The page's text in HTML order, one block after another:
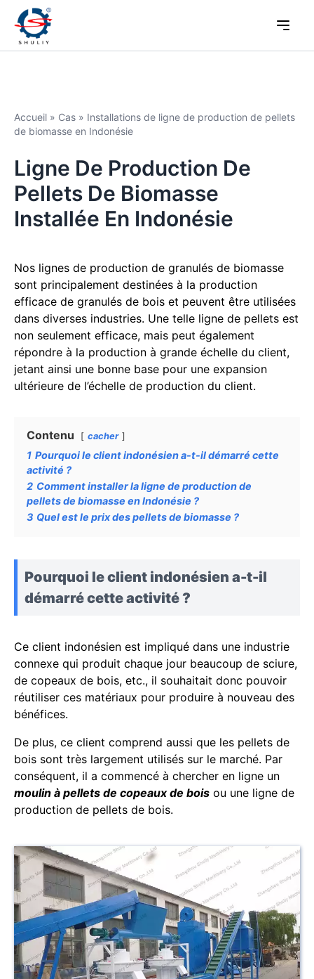
Accueil » Cas » Installations de ligne de production de pellets
de biomasse en Indonésie
Ligne De Production De
Pellets De Biomasse
Installée En Indonésie
Nos lignes de production de granulés de biomasse
sont principalement destinées à la production
efficace de granulés de bois et peuvent être utilisées
dans diverses industries. Une telle ligne de pellets est
non seulement efficace, mais peut également
répondre à la production à grande échelle du client,
jetant ainsi une bonne base pour une expansion
ultérieure de l’échelle de production du client.
Contenu cacher
1 Pourquoi le client indonésien a-t-il démarré cette
activité ?
2 Comment installer la ligne de production de
pellets de biomasse en Indonésie ?
3 Quel est le prix des pellets de biomasse ?
Pourquoi le client indonésien a-t-il
démarré cette activité ?
Ce client indonésien est impliqué dans une industrie
connexe qui produit chaque jour beaucoup de sciure,
de copeaux de bois, etc., il souhaitait donc pouvoir
réutiliser ces matériaux pour produire à nouveau des
bénéfices.
De plus, ce client comprend aussi que les pellets de
bois sont très largement utilisés sur le marché. Par
conséquent, il a commencé à chercher en ligne un
moulin à pellets de copeaux de bois ou une ligne de
production de pellets de bois.